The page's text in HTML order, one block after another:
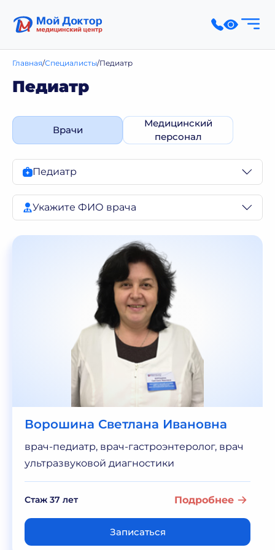
Главная Специалисты Педиатр
Педиатр
Врачи
Медицинский
персонал
Педиатр
Укажите ФИО врача
Ворошина Светлана Ивановна
врач-педиатр, врач-гастроэнтеролог, врач
ультразвуковой диагностики
Стаж 37 лет Подробнее
Записаться